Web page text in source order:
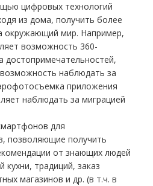
цифровых технологий
из дома, получить более
окружающий мир. Например,
возможность 360-
достопримечательностей,
наблюдать за
приложения
наблюдать за миграцией
для
позволяющие получить
от знающих людей
кухни, традиций, заказ
магазинов и др. (в т.ч. в